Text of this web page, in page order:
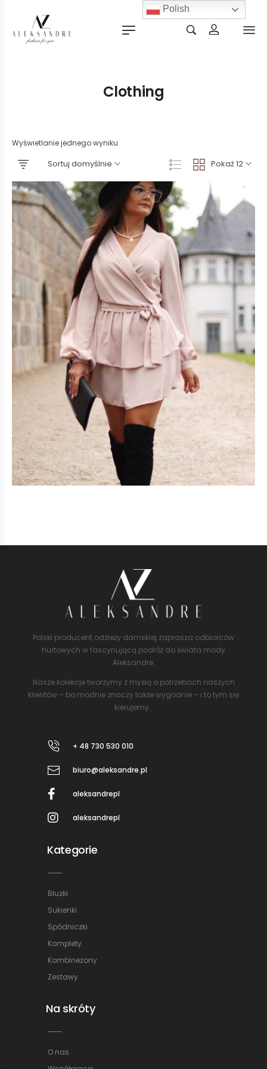
Clothing
Wyświetlanie jednego wyniku
Pokaż 12
Sortuj domyślnie
Polski producent odzieży damskiej zaprasza odbiorców
hurtowych w fascynującą podróż do świata mody
Aleksandre.
Nasze kolekcje tworzymy z myślą o potrzebach naszych
klientów – bo modnie znaczy także wygodnie – i to tym się
kierujemy.
+ 48 730 530 010
biuro@aleksandre.pl
aleksandrepl
aleksandrepl
Kategorie
Bluzki
Sukienki
Spódniczki
Komplety
Kombinezony
Zestawy
Na skróty
O nas
Polish